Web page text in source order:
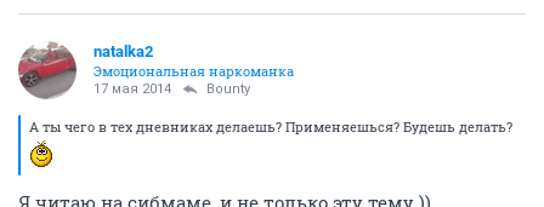
natalka2
Эмоциональная наркоманка
17 мая 2014 Bounty
А ты чего в тех дневниках делаешь? Применяешься? Будешь делать?
Я читаю на сибмаме, и не только эту тему ))